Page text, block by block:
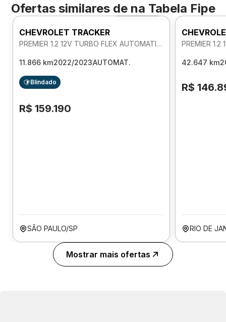
Ofertas similares de na Tabela Fipe
Foto 360º
CHEVROLET TRACKER
PREMIER 1.2 12V TURBO FLEX AUTOMATICO
11.866 km2022/2023AUTOMAT.
Blindado
R$ 159.190
SÃO PAULO/SP
42.647 km
R$
RIO DE
Mostrar mais ofertas